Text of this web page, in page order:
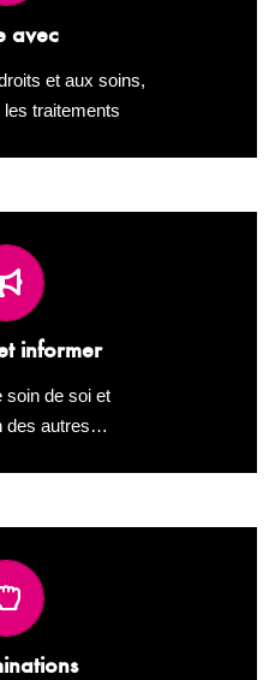
avec
et aux soins,
les traitements
et en s’appropriant ses
informer
soin de soi et
des autres…
prévention de l’infection à
; sur la santé sexuelle en
à l’accès aux soins
sont entretenues. La lutte
minorités d’arracher des